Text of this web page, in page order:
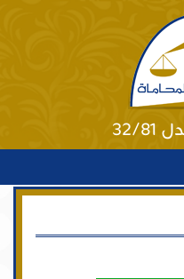
81